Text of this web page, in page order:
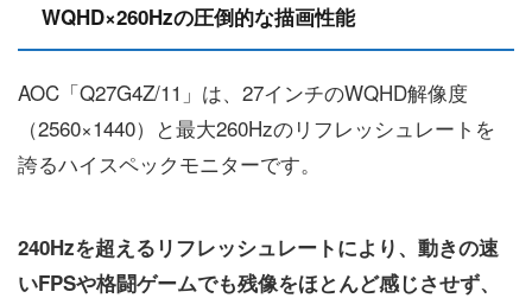
WQHD×260Hzの圧倒的な描画性能
AOC「Q27G4Z/11」は、27インチのWQHD解像度
（2560×1440）と最大260Hzのリフレッシュレートを
誇るハイスペックモニターです。
240Hzを超えるリフレッシュレートにより、動きの速
いFPSや格闘ゲームでも残像をほとんど感じさせず、